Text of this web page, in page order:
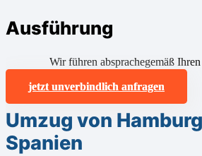
Ausführung
Wir führen absprachegemäß
jetzt unverbindlich anfragen
Umzug von
Spanien